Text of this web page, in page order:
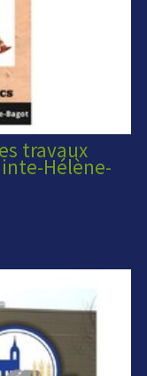
travaux
Hélène-